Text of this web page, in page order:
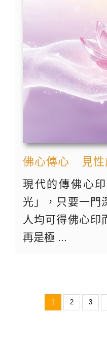
佛心傳心 見性
現代的傳佛心
光」，只要一門
人均可得佛心印
再是極 ...
1 2 3